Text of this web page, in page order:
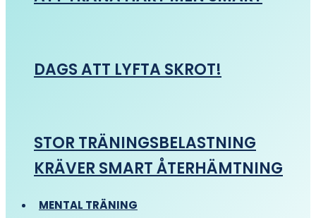
DAGS ATT LYFTA SKROT!
STOR TRÄNINGSBELASTNING
KRÄVER SMART ÅTERHÄMTNING
MENTAL TRÄNING